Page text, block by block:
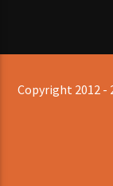
Copyright 2012 -